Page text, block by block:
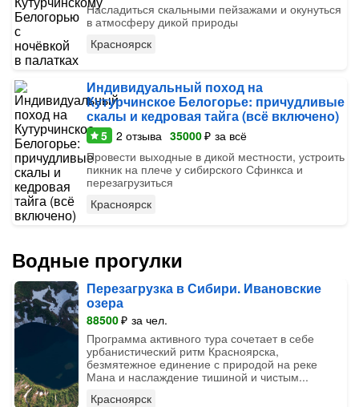
Насладиться скальными пейзажами и окунуться
в атмосферу дикой природы
Красноярск
Индивидуальный поход на
Кутурчинское Белогорье: причудливые
скалы и кедровая тайга (всё включено)
5 2 отзыва 35000₽ за всё
Провести выходные в дикой местности, устроить
пикник на плече у сибирского Сфинкса и
перезагрузиться
Красноярск
Водные прогулки
Перезагрузка в Сибири. Ивановские
озера
88500₽ за чел.
Программа активного тура сочетает в себе
урбанистический ритм Красноярска,
безмятежное единение с природой на реке
Мана и наслаждение тишиной и чистым...
Красноярск